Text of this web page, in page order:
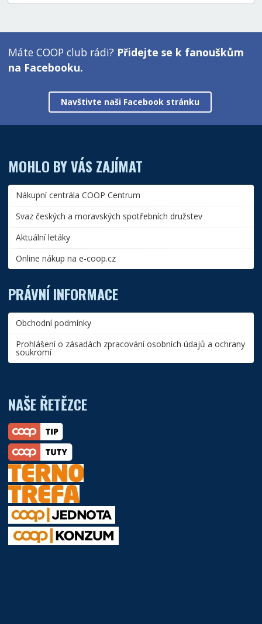
Máte COOP club rádi? Přidejte se k fanouškům
na Facebooku.
Navštivte naši Facebook stránku
MOHLO BY VÁS ZAJÍMAT
Nákupní centrála COOP Centrum
Svaz českých a moravských spotřebních družstev
Aktuální letáky
Online nákup na e-coop.cz
PRÁVNÍ INFORMACE
Obchodní podmínky
Prohlášení o zásadách zpracování osobních údajů a ochrany
soukromí
NAŠE ŘETĚZCE